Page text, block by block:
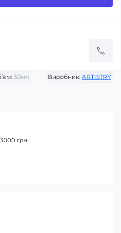
30мл Виробник: ARTISTRY
грн